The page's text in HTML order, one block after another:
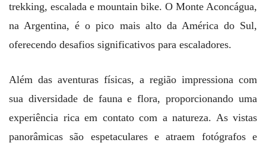
trekking, escalada e mountain bike. O Monte Aconcágua,
na Argentina, é o pico mais alto da América do Sul,
oferecendo desafios significativos para escaladores.
Além das aventuras físicas, a região impressiona com
sua diversidade de fauna e flora, proporcionando uma
experiência rica em contato com a natureza. As vistas
panorâmicas são espetaculares e atraem fotógrafos e